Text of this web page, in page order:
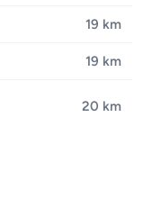
19 km
19 km
20 km